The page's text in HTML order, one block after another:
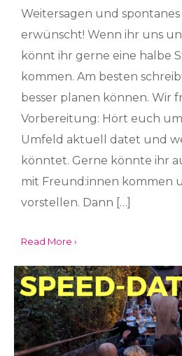
Weitersagen und
erwünscht! Wenn ihr uns
könnt ihr gerne eine halbe
kommen. Am besten
besser planen können. Wir
Vorbereitung: Hört euch
Umfeld aktuell datet und
könntet. Gerne könnte ihr
mit Freund:innen kommen
vorstellen. Dann […]
Read More ›